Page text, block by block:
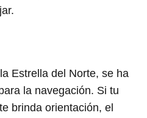
Estrella del Norte, se ha
la navegación. Si tu
brinda orientación, el